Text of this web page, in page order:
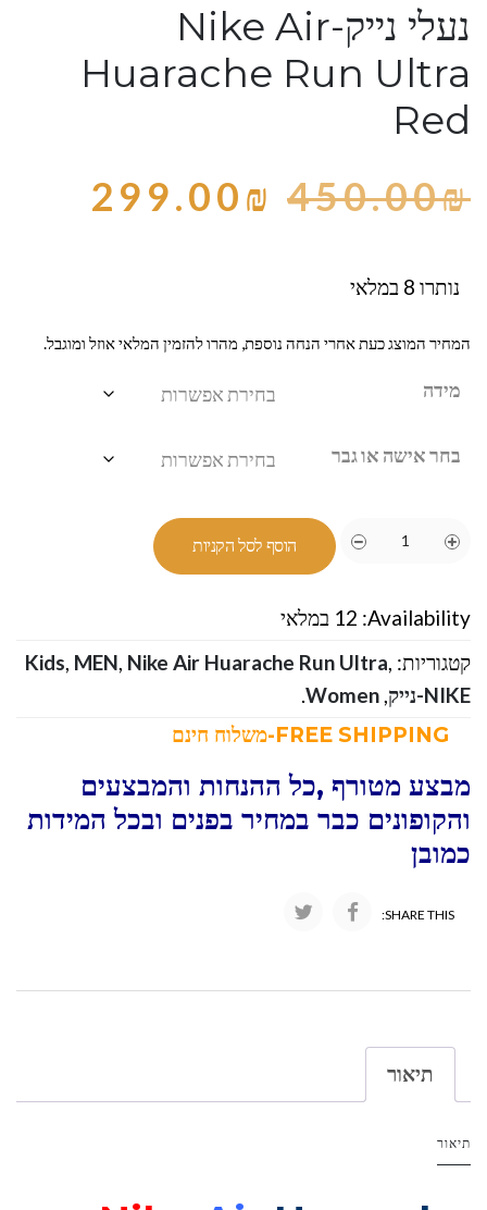
נעלי נייק-Nike Air
Huarache Run Ultra
Red
450.00₪
299.00₪
נותרו 8 במלאי
המחיר המוצג כעת אחרי הנחה נוספת, מהרו להזמין המלאי אוזל ומוגבל.
מידה
בחר אישה או גבר
הוסף לסל הקניות
Availability: 12 במלאי
קטגוריות:
Kids, MEN, Nike Air Huarache Run Ultra,
NIKE-נייק
,
Women
.
מבצע מטורף ,כל ההנחות והמבצעים
והקופונים כבר במחיר בפנים ובכל המידות
כמובן
SHARE THIS:
תיאור
תיאור